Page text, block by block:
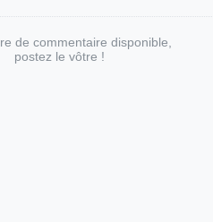
de commentaire disponible,
postez le vôtre !